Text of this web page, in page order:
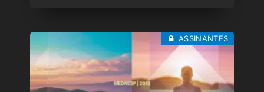
ASSINANTES